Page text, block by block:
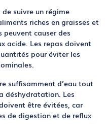
suivre un régime
riches en graisses et
causer des
acide. Les repas doivent
pour éviter les
suffisamment d’eau tout
déshydratation. Les
être évitées, car
de digestion et de reflux